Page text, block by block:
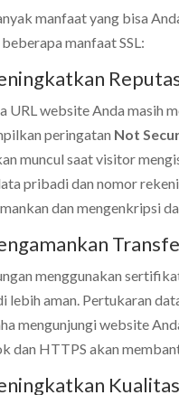
manfaat yang bisa
manfaat SSL:
URL website Anda masih
peringatan Not
muncul saat visitor
pribadi dan nomor
dan mengenkripsi
menggunakan
lebih aman. Pertukaran
mengunjungi website
dan HTTPS akan